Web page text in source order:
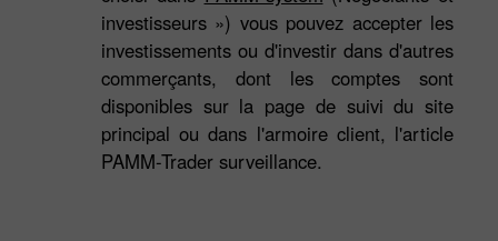
investisseurs ») vous pouvez accepter les
investissements ou d'investir dans d'autres
commerçants, dont les comptes sont
disponibles sur la page de suivi du site
principal ou dans l'armoire client, l'article
PAMM-Trader surveillance.